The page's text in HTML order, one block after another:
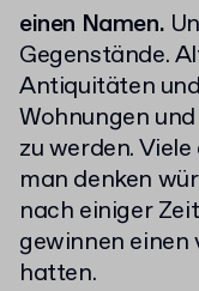
einen Namen.
Gegenstände.
Antiquitäten
Wohnungen
zu werden.
man denken
nach einiger
gewinnen einen
hatten.